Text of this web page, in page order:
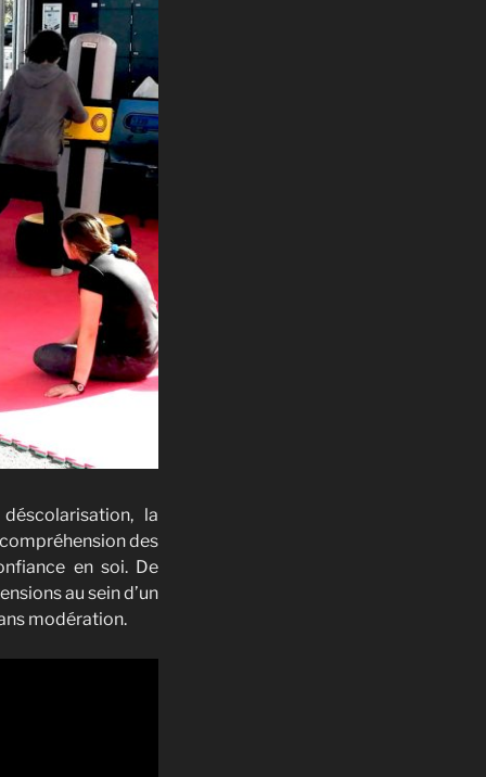
la
des
en soi. De
au sein d’un
modération.